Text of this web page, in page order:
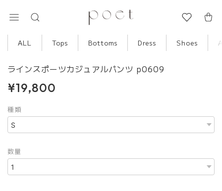
ALL Tops Bottoms Dress Shoes
ラインスポーツカジュアルパンツ p0609
¥19,800
種類
数量